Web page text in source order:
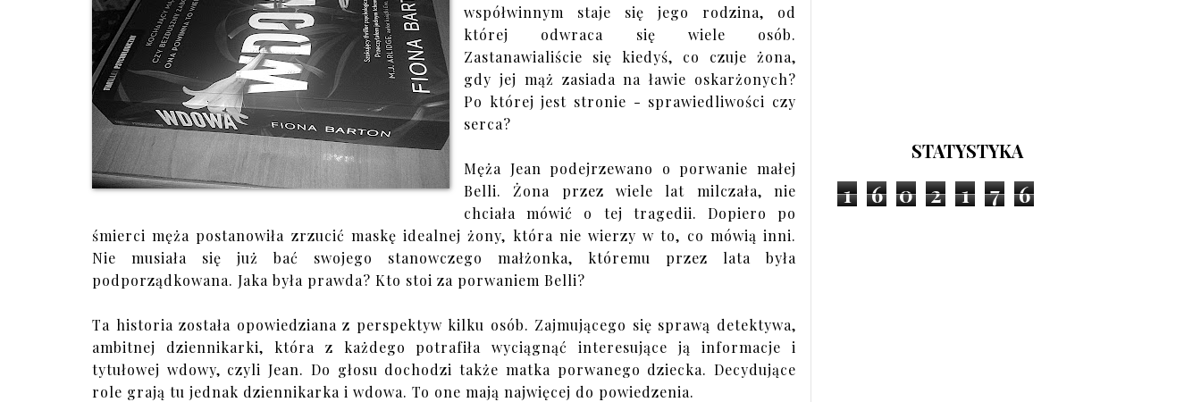
współwinnym staje się jego rodzina, od
której odwraca się wiele osób.
Zastanawialiście się kiedyś, co czuje żona,
gdy jej mąż zasiada na ławie oskarżonych?
Po której jest stronie - sprawiedliwości czy
serca?
Męża Jean podejrzewano o porwanie małej
Belli. Żona przez wiele lat milczała, nie
chciała mówić o tej tragedii. Dopiero po
śmierci męża postanowiła zrzucić maskę idealnej żony, która nie wierzy w to, co mówią inni.
Nie musiała się już bać swojego stanowczego małżonka, któremu przez lata była
podporządkowana. Jaka była prawda? Kto stoi za porwaniem Belli?
Ta historia została opowiedziana z perspektyw kilku osób. Zajmującego się sprawą detektywa,
ambitnej dziennikarki, która z każdego potrafiła wyciągnąć interesujące ją informacje i
tytułowej wdowy, czyli Jean. Do głosu dochodzi także matka porwanego dziecka. Decydujące
role grają tu jednak dziennikarka i wdowa. To one mają najwięcej do powiedzenia.
STATYSTYKA
1 6 0 2 1 7 6